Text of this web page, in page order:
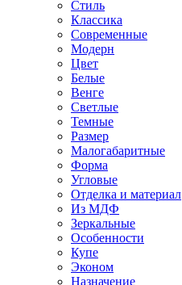
Стиль
Классика
Современные
Модерн
Цвет
Белые
Венге
Светлые
Темные
Размер
Малогабаритные
Форма
Угловые
Отделка и материал
Из МДФ
Зеркальные
Особенности
Купе
Эконом
Назначение